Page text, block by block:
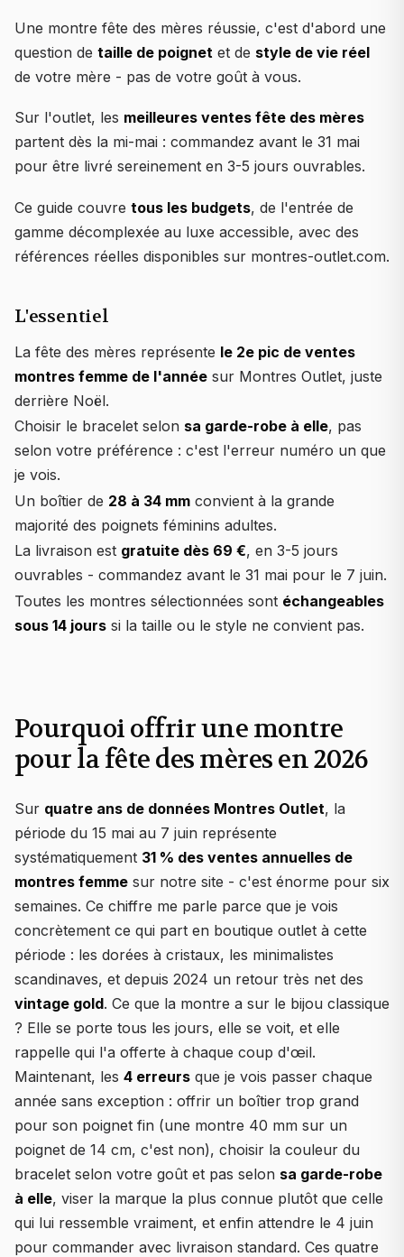
Une montre fête des mères réussie, c'est d'abord une
question de taille de poignet et de style de vie réel
de votre mère - pas de votre goût à vous.
Sur l'outlet, les meilleures ventes fête des mères
partent dès la mi-mai : commandez avant le 31 mai
pour être livré sereinement en 3-5 jours ouvrables.
Ce guide couvre tous les budgets, de l'entrée de
gamme décomplexée au luxe accessible, avec des
références réelles disponibles sur montres-outlet.com.
L'essentiel
La fête des mères représente le 2e pic de ventes
montres femme de l'année sur Montres Outlet, juste
derrière Noël.
Choisir le bracelet selon sa garde-robe à elle, pas
selon votre préférence : c'est l'erreur numéro un que
je vois.
Un boîtier de 28 à 34 mm convient à la grande
majorité des poignets féminins adultes.
La livraison est gratuite dès 69 €, en 3-5 jours
ouvrables - commandez avant le 31 mai pour le 7 juin.
Toutes les montres sélectionnées sont échangeables
sous 14 jours si la taille ou le style ne convient pas.
Pourquoi offrir une montre
pour la fête des mères en 2026
Sur quatre ans de données Montres Outlet, la
période du 15 mai au 7 juin représente
systématiquement 31 % des ventes annuelles de
montres femme sur notre site - c'est énorme pour six
semaines. Ce chiffre me parle parce que je vois
concrètement ce qui part en boutique outlet à cette
période : les dorées à cristaux, les minimalistes
scandinaves, et depuis 2024 un retour très net des
vintage gold. Ce que la montre a sur le bijou classique
? Elle se porte tous les jours, elle se voit, et elle
rappelle qui l'a offerte à chaque coup d'œil.
Maintenant, les 4 erreurs que je vois passer chaque
année sans exception : offrir un boîtier trop grand
pour son poignet fin (une montre 40 mm sur un
poignet de 14 cm, c'est non), choisir la couleur du
bracelet selon votre goût et pas selon sa garde-robe
à elle, viser la marque la plus connue plutôt que celle
qui lui ressemble vraiment, et enfin attendre le 4 juin
pour commander avec livraison standard. Ces quatre